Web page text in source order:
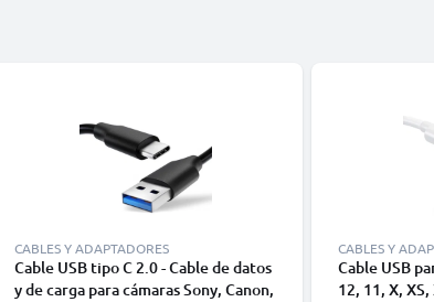
CABLES Y ADAPTADORES
Cable USB tipo C 2.0 - Cable de datos
y de carga para cámaras Sony, Canon,
CABLES Y
Cable USB
12, 11, X, XS,